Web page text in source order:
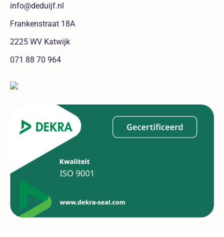
info@deduijf.nl
Frankenstraat 18A
2225 WV Katwijk
071 88 70 964